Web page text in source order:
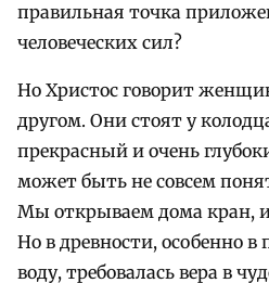
правильная точка
человеческих сил?
Но Христос говорит
другом. Они стоят у
прекрасный и очень
может быть не совсем
Мы открываем дома кран, и
Но в древности, особенно
воду, требовалась вера в